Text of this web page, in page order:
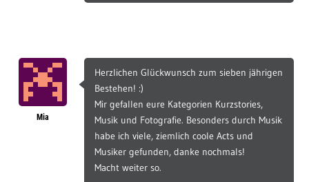
Mia
Herzlichen Glückwunsch zum sieben jährigen
Bestehen! :)
Mir gefallen eure Kategorien Kurzstories,
Musik und Fotografie. Besonders durch Musik
habe ich viele, ziemlich coole Acts und
Musiker gefunden, danke nochmals!
Macht weiter so.